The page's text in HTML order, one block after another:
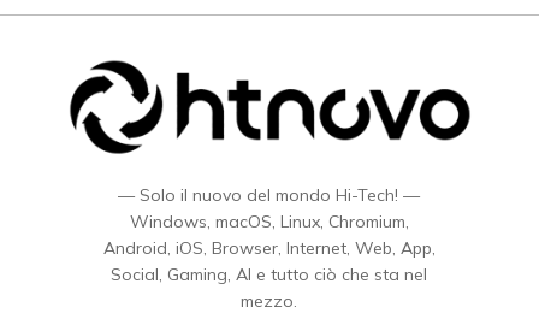
— Solo il nuovo del mondo Hi-Tech! —
Windows, macOS, Linux, Chromium,
Android, iOS, Browser, Internet, Web, App,
Social, Gaming, AI e tutto ciò che sta nel
mezzo.